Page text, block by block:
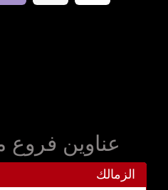
عناوين
الزمالك